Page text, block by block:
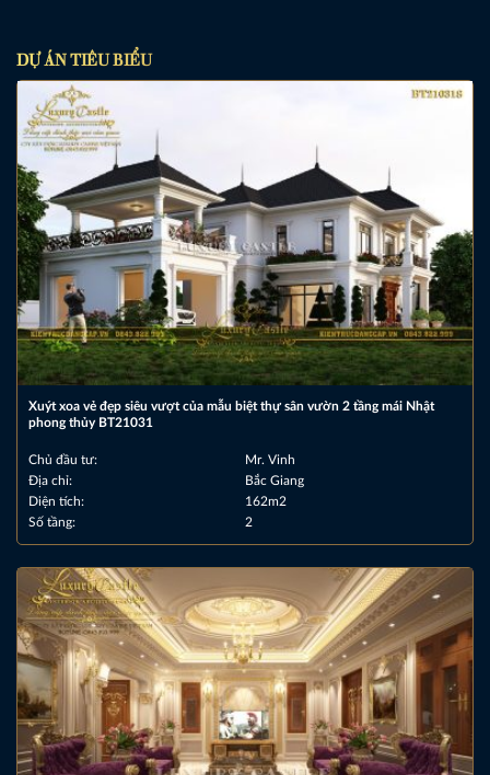
DỰ ÁN TIÊU BIỂU
Xuýt xoa vẻ đẹp siêu vượt của mẫu biệt thự sân vườn 2 tầng mái Nhật
phong thủy BT21031
Chủ đầu tư:
Mr. Vinh
Địa chỉ:
Bắc Giang
Diện tích:
162m2
Số tầng:
2